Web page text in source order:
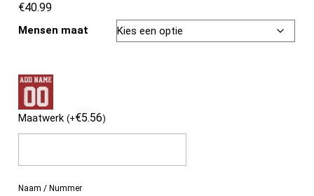
€40.99
Mensen maat
Maatwerk(+€5.56)
Naam / Nummer